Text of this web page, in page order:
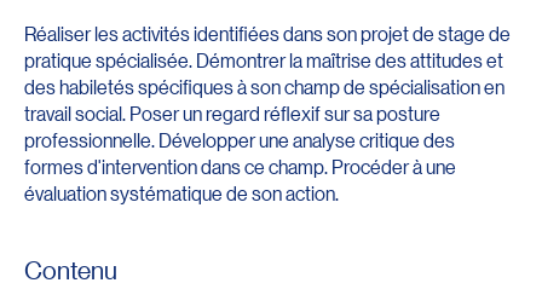
Réaliser les activités identifiées dans son projet de stage de
pratique spécialisée. Démontrer la maîtrise des attitudes et
des habiletés spécifiques à son champ de spécialisation en
travail social. Poser un regard réflexif sur sa posture
professionnelle. Développer une analyse critique des
formes d'intervention dans ce champ. Procéder à une
évaluation systématique de son action.
Contenu